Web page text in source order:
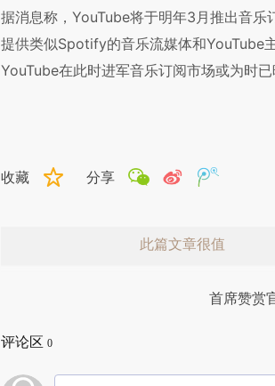
据消息称，YouTube将于明年3月推出音乐
提供类似Spotify的音乐流媒体和YouTube
YouTube在此时进军音乐订阅市场或为时
收藏 分享
此篇文章很值
首席赞赏
评论区 0